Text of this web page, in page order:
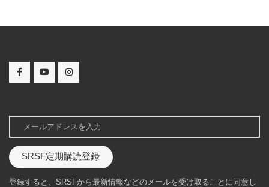
SRSF定期購読登録
登録すると、SRSFから最新情報などのメールを受け取ることに同意し